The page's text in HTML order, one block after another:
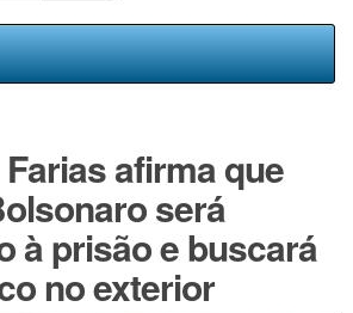
afirma que
será
à prisão e buscará
no exterior